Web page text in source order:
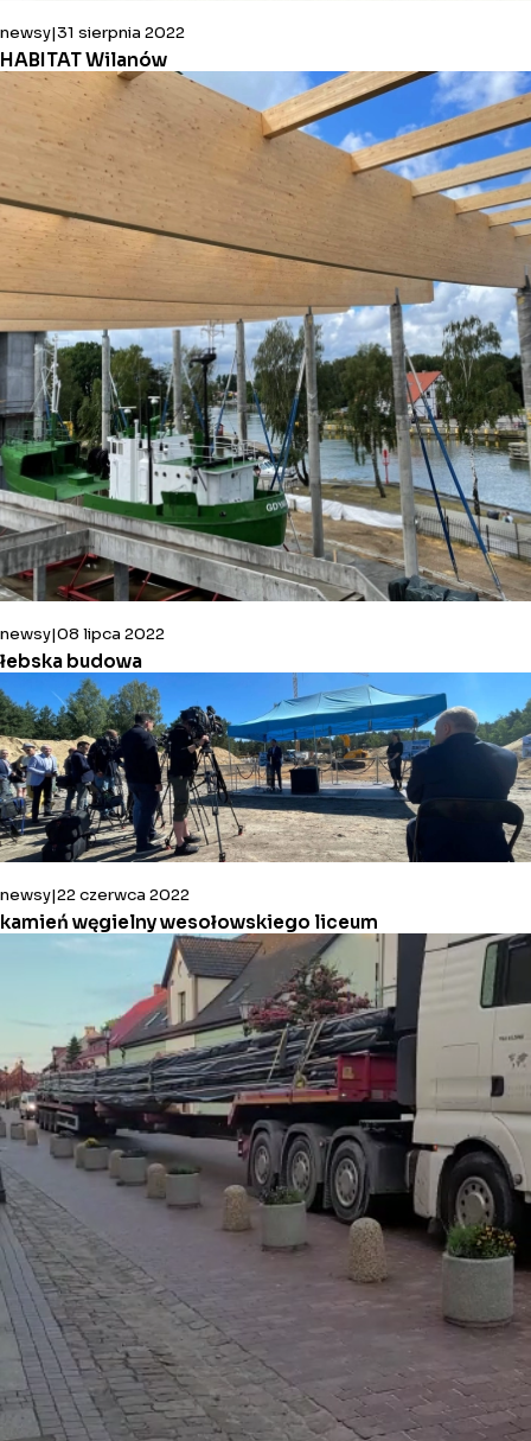
newsy 31 sierpnia 2022
HABITAT Wilanów
newsy 08 lipca 2022
łebska budowa
newsy 22 czerwca 2022
kamień węgielny wesołowskiego liceum